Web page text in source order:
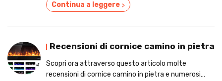
Continua a leggere >
Recensioni di cornice camino in pietra
Scopri ora attraverso questo articolo molte
recensioni di cornice camino in pietra e numerosi